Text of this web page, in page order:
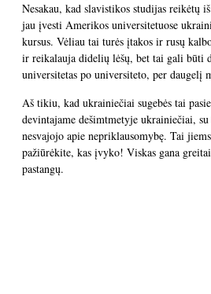
Nesakau, kad slavistikos studijas reikėtų
jau įvesti Amerikos universitetuose
kursus. Vėliau tai turės įtakos ir rusų
ir reikalauja didelių lėšų, bet tai gali būti
universitetas po universiteto, per daugelį
Aš tikiu, kad ukrainiečiai sugebės tai
devintajame dešimtmetyje ukrainiečiai,
nesvajojo apie nepriklausomybę. Tai
pažiūrėkite, kas įvyko! Viskas gana
pastangų.